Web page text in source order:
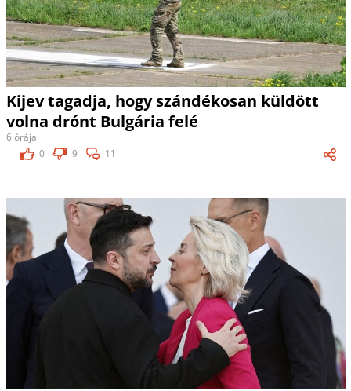
Kijev tagadja, hogy szándékosan küldött
volna drónt Bulgária felé
6 órája
0
9 11